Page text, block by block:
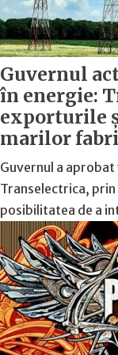
Guvernul
în energie:
exporturile
marilor
Guvernul a
Transelectrica,
posibilitatea de a